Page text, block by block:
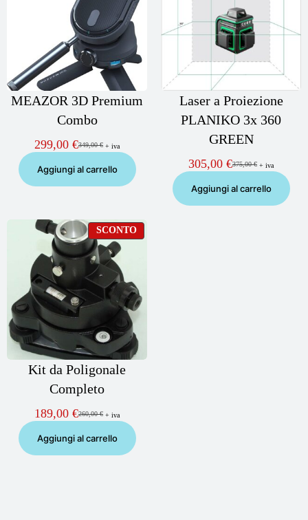
MEAZOR 3D Premium
Combo
349,00€
Il
originale
299,00 €
Il
attuale
+ iva
Aggiungi al carrello
Laser a Proiezione
PLANIKO 3x 360
GREEN
375,00€
Il
originale
305,00 €
Il
attuale
+ iva
Aggiungi al carrello
SCONTOPRODOTTO
IN
Kit da Poligonale
Completo
260,00€
Il
originale
189,00 €
Il
attuale
+ iva
Aggiungi al carrello